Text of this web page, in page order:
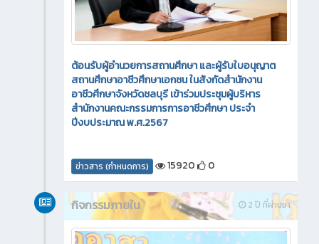
ต้อนรับผู้อำนวยการสถานศึกษา และผู้รับใบอนุญาต
สถานศึกษาอาชีวศึกษาเอกชน ในสังกัดสำนักงาน
อาชีวศึกษาจังหวัดชลบุรี เข้าร่วมประชุมผู้บริหาร
สำนักงานคณะกรรมการการอาชีวศึกษา ประจำ
ปีงบประมาณ พ.ศ.2567
ข่าวสาร (กำหนดการ) 15920 0
2 ปี ที่ผ่านมา
กิจกรรมภายใน